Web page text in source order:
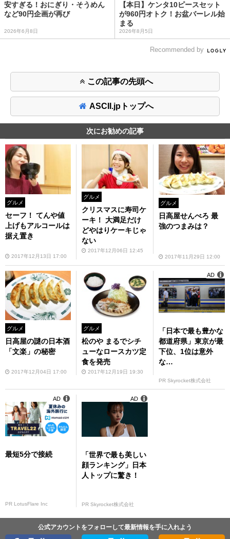
安すぎる！おにぎり・そうめん
など90円企画が再び
2026年6月8日
【本日】ケンタ10ピースセット
が960円オトク！お盆バーレル始
まる
2026年8月5日
Recommended by
この記事の先頭へ
ASCII.jpトップへ
次にお勧めの記事
グルメ
セーフ！ てんや値
上げもアルコールは
据え置き
2017年12月13日 17:00
グルメ
クリスマスに寿司ケ
ーキ！ 大満足だけ
どやはりケーキじゃ
ない
2017年12月06日 12:45
グルメ
日高屋せんべろ 最
強のつまみは？
2017年11月29日 12:00
グルメ
日高屋の謎の日本酒
「文楽」の秘密
2017年12月04日 17:00
グルメ
松のや まるでシチ
ューなロースカツ定
食を発売
2017年12月19日 19:30
「日本で最も豊かな
都道府県」東京が最
下位、1位は意外
な…
PR Skyrocket株式会社
AD
最短5分で接続
PR LotusFlare Inc
AD
「世界で最も美しい
顔ランキング」日本
人トップに驚き！
PR Skyrocket株式会社
AD
公式アカウントをフォローして最新情報を手に入れよう